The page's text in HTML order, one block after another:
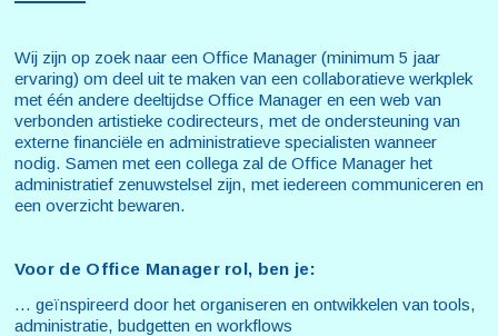
Wij zijn op zoek naar een Office Manager (minimum 5 jaar
ervaring) om deel uit te maken van een collaboratieve werkplek
met één andere deeltijdse Office Manager en een web van
verbonden artistieke codirecteurs, met de ondersteuning van
externe financiële en administratieve specialisten wanneer
nodig. Samen met een collega zal de Office Manager het
administratief zenuwstelsel zijn, met iedereen communiceren en
een overzicht bewaren.
Voor de Office Manager rol, ben je:
… geïnspireerd door het organiseren en ontwikkelen van tools,
administratie, budgetten en workflows